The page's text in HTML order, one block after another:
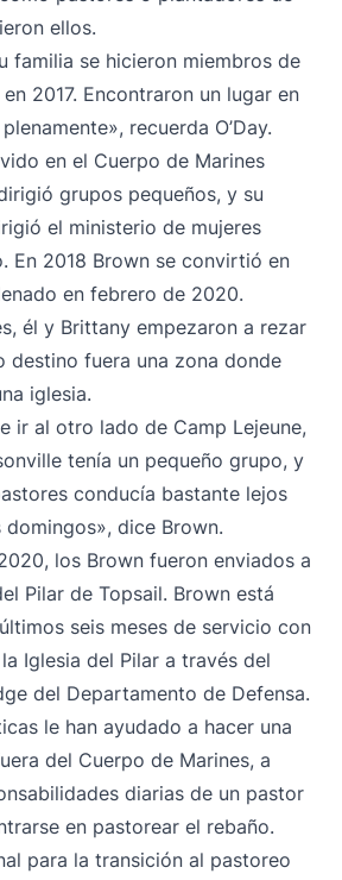
ellos.
familia se hicieron miembros de
2017. Encontraron un lugar en
recuerda O’Day.
en el Cuerpo de Marines
grupos pequeños, y su
el ministerio de mujeres
En 2018 Brown se convirtió en
en febrero de 2020.
él y Brittany empezaron a rezar
destino fuera una zona donde
iglesia.
ir al otro lado de Camp Lejeune,
tenía un pequeño grupo, y
conducía bastante lejos
dice Brown.
los Brown fueron enviados a
Pilar de Topsail. Brown está
seis meses de servicio con
Iglesia del Pilar a través del
del Departamento de Defensa.
le han ayudado a hacer una
del Cuerpo de Marines, a
diarias de un pastor
en pastorear el rebaño.
para la transición al pastoreo